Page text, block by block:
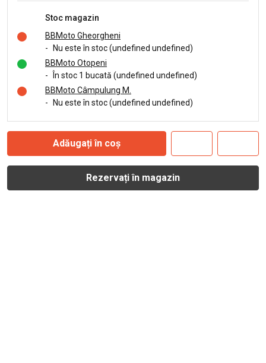
Stoc magazin
BBMoto Gheorgheni
-
Nu este în stoc (undefined undefined)
BBMoto Otopeni
-
În stoc 1 bucată (undefined undefined)
BBMoto Câmpulung M.
-
Nu este în stoc (undefined undefined)
Adăugați în coș
Rezervați în magazin